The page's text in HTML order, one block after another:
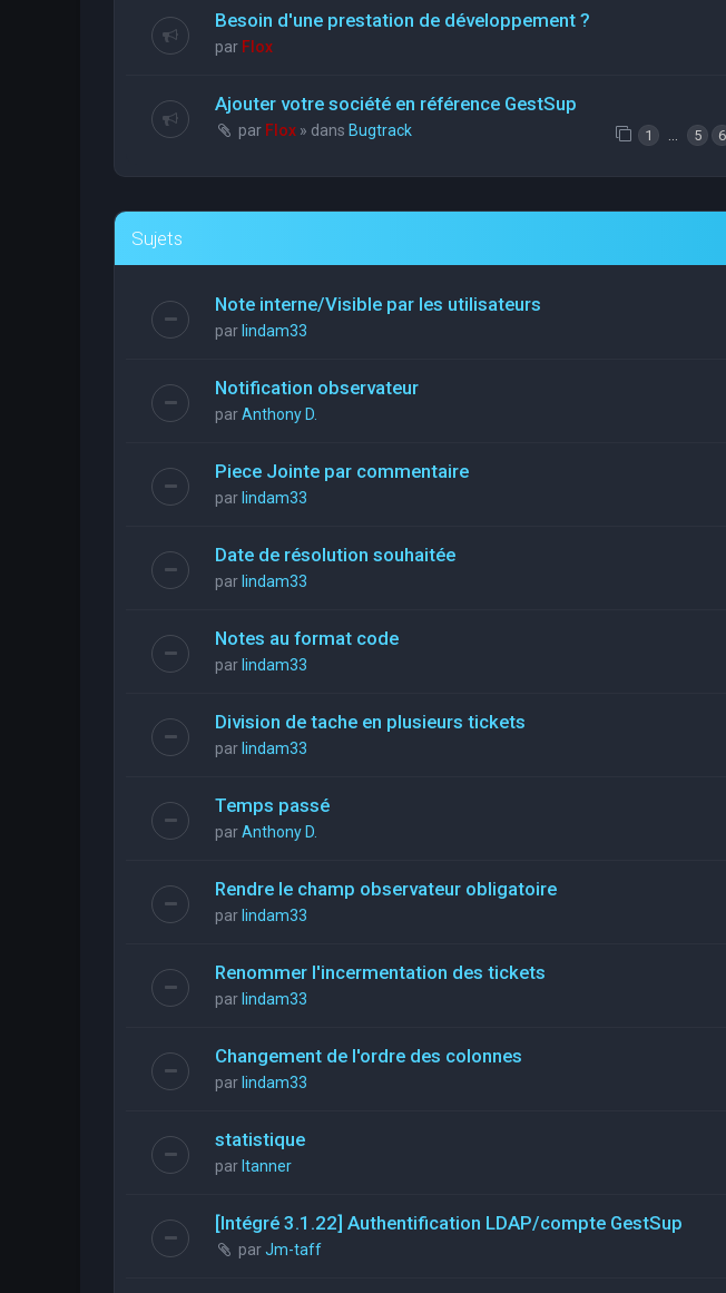
Besoin d'une prestation de développement ?
par Flox
Ajouter votre société en référence GestSup
par Flox » dans Bugtrack 1 5 6
Sujets
Note interne/Visible par les utilisateurs
par lindam33
Notification observateur
parAnthony D.
Piece Jointe par commentaire
par lindam33
Date de résolution souhaitée
par lindam33
Notes au format code
par lindam33
Division de tache en plusieurs tickets
par lindam33
Temps passé
parAnthony D.
Rendre le champ observateur obligatoire
par lindam33
Renommer l'incermentation des tickets
par lindam33
Changement de l'ordre des colonnes
par lindam33
statistique
par ltanner
[Intégré 3.1.22] Authentification LDAP/compte GestSup
parJm-taff